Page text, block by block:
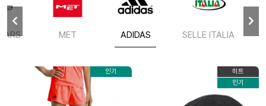
MET ADIDAS SELLE ITALIA
인기
히트
인기